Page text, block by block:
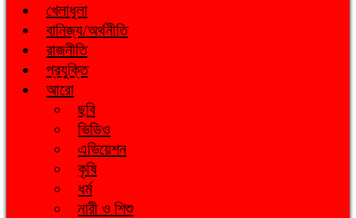
খেলাধুলা
বানিজ্য/অর্থনীতি
রাজনীতি
প্রযুক্তি
আরো
ছবি
ভিডিও
এভিয়েশন
কৃষি
ধর্ম
নারী ও শিশু